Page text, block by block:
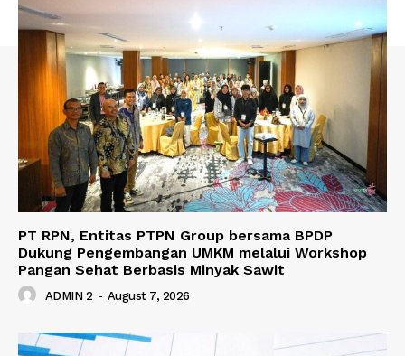
PT RPN, Entitas PTPN Group bersama BPDP
Dukung Pengembangan UMKM melalui Workshop
Pangan Sehat Berbasis Minyak Sawit
ADMIN 2 - August 7, 2026